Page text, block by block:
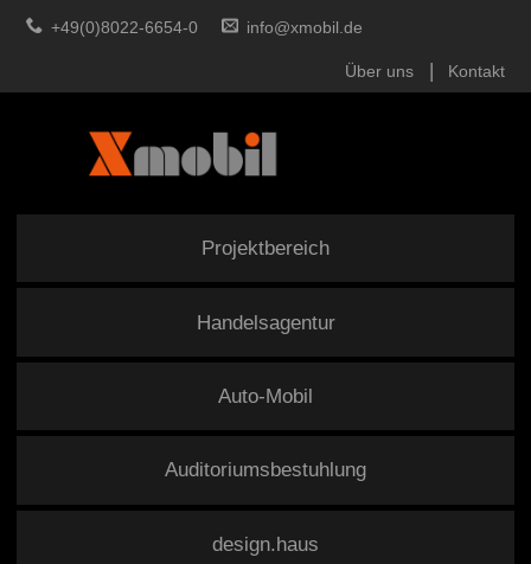
+49(0)8022-6654-0 info@xmobil.de
Über uns Kontakt
Projektbereich
Handelsagentur
Auto-Mobil
Auditoriumsbestuhlung
design.haus